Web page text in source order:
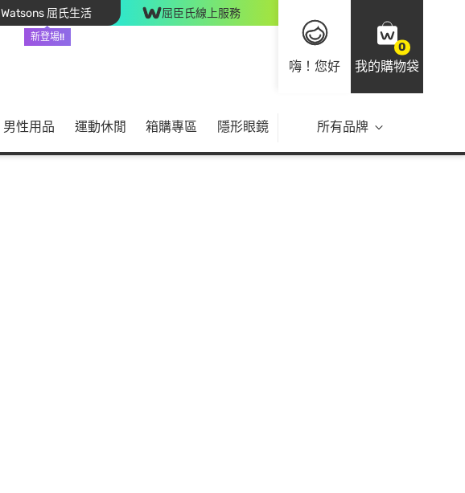
Watsons 屈氏生活
新登場!!
屈臣氏線上服務
嗨！您好
0
我的購物袋
男性用品 運動休閒 箱購專區 隱形眼鏡 所有品牌